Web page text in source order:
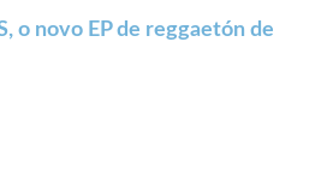
o novo EP de reggaetón de